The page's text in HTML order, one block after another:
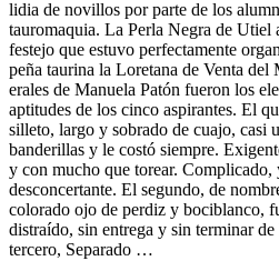
lidia de novillos por parte de los
tauromaquia. La Perla Negra de Utiel
festejo que estuvo perfectamente
peña taurina la Loretana de Venta del
erales de Manuela Patón fueron los
aptitudes de los cinco aspirantes. El
silleto, largo y sobrado de cuajo, casi
banderillas y le costó siempre.
y con mucho que torear. Complicado,
desconcertante. El segundo, de
colorado ojo de perdiz y bociblanco,
distraído, sin entrega y sin terminar
tercero, Separado …